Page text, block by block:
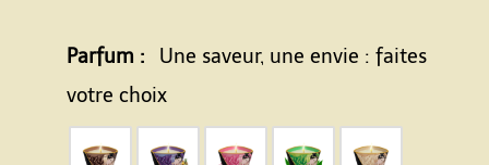
Parfum :
Une saveur, une envie : faites
votre choix